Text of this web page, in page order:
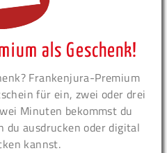
als Geschenk!
Frankenjura-Premium
für ein, zwei oder drei
Minuten bekommst du
du ausdrucken oder digital
kannst.